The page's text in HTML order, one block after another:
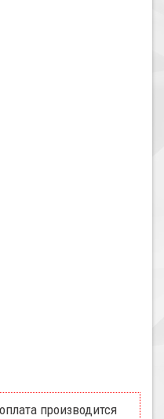
производится